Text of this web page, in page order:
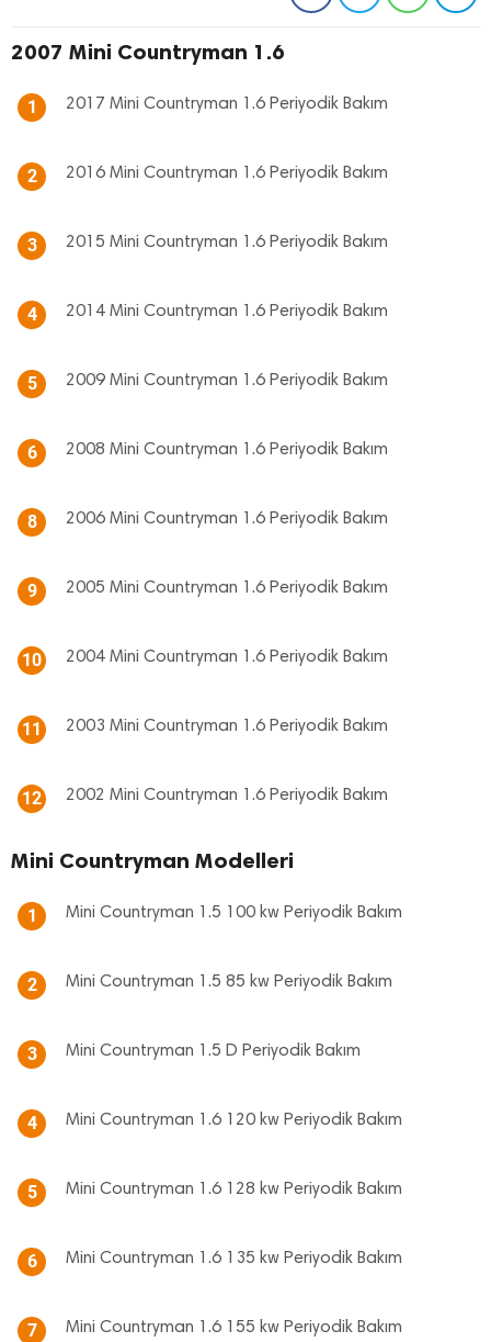
2007 Mini Countryman 1.6
1 2017 Mini Countryman 1.6 Periyodik Bakım
2 2016 Mini Countryman 1.6 Periyodik Bakım
3 2015 Mini Countryman 1.6 Periyodik Bakım
4 2014 Mini Countryman 1.6 Periyodik Bakım
5 2009 Mini Countryman 1.6 Periyodik Bakım
6 2008 Mini Countryman 1.6 Periyodik Bakım
8 2006 Mini Countryman 1.6 Periyodik Bakım
9 2005 Mini Countryman 1.6 Periyodik Bakım
10 2004 Mini Countryman 1.6 Periyodik Bakım
11 2003 Mini Countryman 1.6 Periyodik Bakım
12 2002 Mini Countryman 1.6 Periyodik Bakım
Mini Countryman Modelleri
1 Mini Countryman 1.5 100 kw Periyodik Bakım
2 Mini Countryman 1.5 85 kw Periyodik Bakım
3 Mini Countryman 1.5 D Periyodik Bakım
4 Mini Countryman 1.6 120 kw Periyodik Bakım
5 Mini Countryman 1.6 128 kw Periyodik Bakım
6 Mini Countryman 1.6 135 kw Periyodik Bakım
7 Mini Countryman 1.6 155 kw Periyodik Bakım